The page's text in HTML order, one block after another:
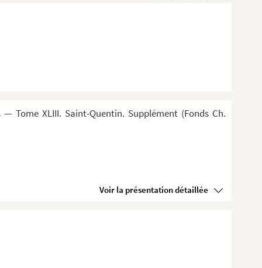
Tome XLIII. Saint-Quentin. Supplément (Fonds Ch.
Voir la présentation détaillée